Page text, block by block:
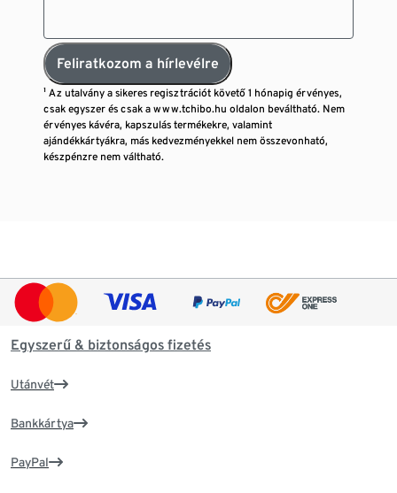
Feliratkozom a hírlevélre
¹ Az utalvány a sikeres regisztrációt követő 1 hónapig érvényes,
csak egyszer és csak a www.tchibo.hu oldalon beváltható. Nem
érvényes kávéra, kapszulás termékekre, valamint
ajándékkártyákra, más kedvezményekkel nem összevonható,
készpénzre nem váltható.
Egyszerű & biztonságos fizetés
Utánvét
Bankkártya
PayPal